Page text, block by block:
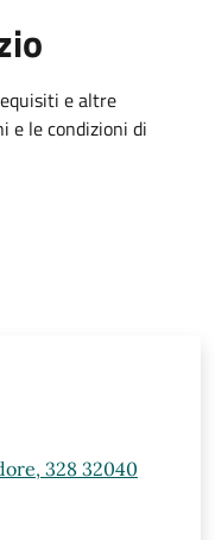
e altre
e le condizioni di
328 32040